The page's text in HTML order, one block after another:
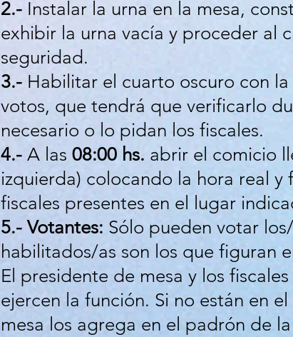
2.- Instalar la urna en la mesa,
exhibir la urna vacía y proceder al
seguridad.
3.- Habilitar el cuarto oscuro con
votos, que tendrá que verificarlo
necesario o lo pidan los fiscales.
4.- A las 08:00 hs. abrir el comicio
izquierda) colocando la hora real
fiscales presentes en el lugar
5.- Votantes: Sólo pueden votar
habilitados/as son los que figuran
El presidente de mesa y los
ejercen la función. Si no están en
mesa los agrega en el padrón de